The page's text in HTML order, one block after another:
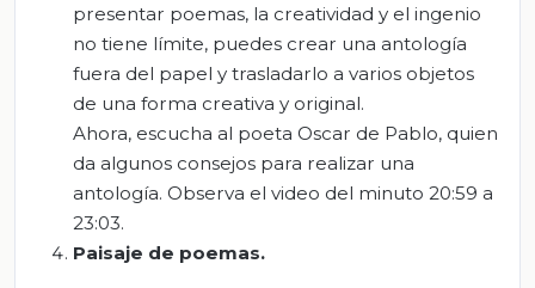
presentar poemas, la creatividad y el ingenio
no tiene límite, puedes crear una antología
fuera del papel y trasladarlo a varios objetos
de una forma creativa y original.
Ahora, escucha al poeta Oscar de Pablo, quien
da algunos consejos para realizar una
antología. Observa el video del minuto 20:59 a
23:03.
Paisaje de poemas.